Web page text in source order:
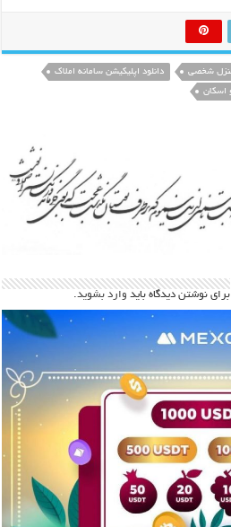
شخصی
دانلود اپلیکیشن سامانه املاک
اسکان
برای نوشتن دیدگاه باید وارد بشوید.